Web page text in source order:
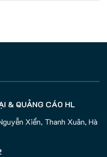
& QUẢNG CÁO HL
Xiển, Thanh Xuân, Hà